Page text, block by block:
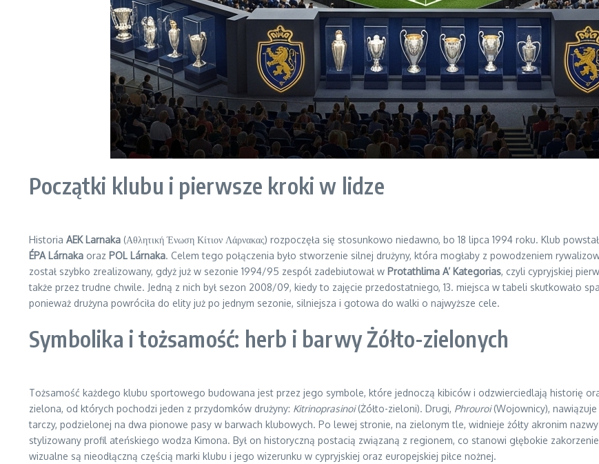
Początki klubu i pierwsze kroki w lidze
Historia AEK Larnaka (Αθλητική Ένωση Κίτιον Λάρνακας) rozpoczęła się stosunkowo niedawno, bo 18 lipca 1994 roku. Klub
ÉPA Lárnaka oraz POL Lárnaka. Celem tego połączenia było stworzenie silnej drużyny, która mogłaby z powodzeniem
został szybko zrealizowany, gdyż już w sezonie 1994/95 zespół zadebiutował w Protathlima A’ Kategorias, czyli cypryjskiej
także przez trudne chwile. Jedną z nich był sezon 2008/09, kiedy to zajęcie przedostatniego, 13. miejsca w tabeli skutkowało
ponieważ drużyna powróciła do elity już po jednym sezonie, silniejsza i gotowa do walki o najwyższe cele.
Symbolika i tożsamość: herb i barwy Żółto-zielonych
Tożsamość każdego klubu sportowego budowana jest przez jego symbole, które jednoczą kibiców i odzwierciedlają historię
zielona, od których pochodzi jeden z przydomków drużyny: Kitrinoprasinoi(Żółto-zieloni). Drugi, Phrouroi(Wojownicy),
tarczy, podzielonej na dwa pionowe pasy w barwach klubowych. Po lewej stronie, na zielonym tle, widnieje żółty akronim
stylizowany profil ateńskiego wodza Kimona. Był on historyczną postacią związaną z regionem, co stanowi głębokie
wizualne są nieodłączną częścią marki klubu i jego wizerunku w cypryjskiej oraz europejskiej piłce nożnej.